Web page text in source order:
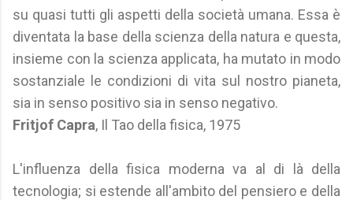
su quasi tutti gli aspetti della società umana. Essa è
diventata la base della scienza della natura e questa,
insieme con la scienza applicata, ha mutato in modo
sostanziale le condizioni di vita sul nostro pianeta,
sia in senso positivo sia in senso negativo.
Fritjof Capra, Il Tao della fisica, 1975
L'influenza della fisica moderna va al di là della
tecnologia; si estende all'ambito del pensiero e della